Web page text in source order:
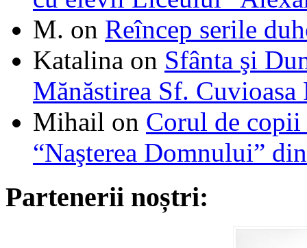
M. on Reîncep serile
Katalina on Sfânta şi
Mănăstirea Sf. Cuvioasa
Mihail on Corul de
“Naşterea Domnului”
Partenerii noștri: